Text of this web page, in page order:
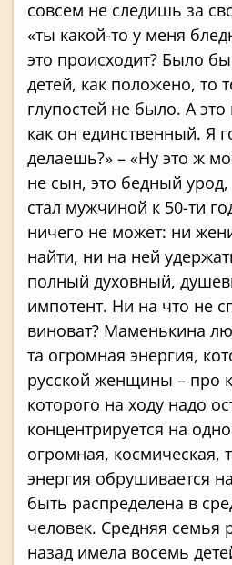
совсем не следишь за
«ты какой-то у меня
это происходит? Было
детей, как положено, то
глупостей не было. А это
как он единственный. Я
делаешь?» – «Ну это ж
не сын, это бедный
стал мужчиной к 50-ти
ничего не может: ни
найти, ни на ней
полный духовный,
импотент. Ни на что не
виноват? Маменькина
та огромная энергия,
русской женщины – про
которого на ходу надо
концентрируется на
огромная, космическая,
энергия обрушивается
быть распределена в
человек. Средняя семья
назад имела восемь